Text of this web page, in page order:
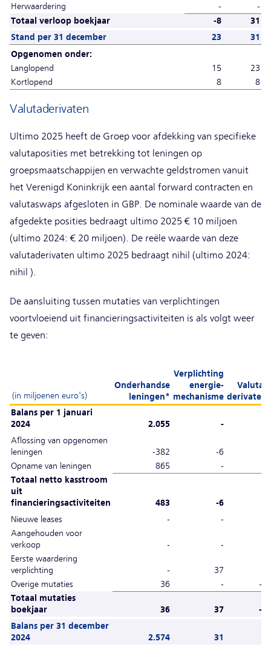
Herwaardering
-
-
Totaal verloop boekjaar
-8
31
Stand per 31 december
23
31
Opgenomen onder:
Langlopend
15
23
Kortlopend
8 8
Valutaderivaten
Ultimo 2025 heeft de Groep voor afdekking van specifieke
valutaposities met betrekking tot leningen op
groepsmaatschappijen en verwachte geldstromen vanuit
het Verenigd Koninkrijk een aantal forward contracten en
valutaswaps afgesloten in GBP. De nominale waarde van de
afgedekte posities bedraagt ultimo 2025 € 10 miljoen
(ultimo 2024: € 20 miljoen). De reële waarde van deze
valutaderivaten ultimo 2025 bedraagt nihil (ultimo 2024:
nihil ).
De aansluiting tussen mutaties van verplichtingen
voortvloeiend uit financieringsactiviteiten is als volgt weer
te geven:
(in miljoenen euro's)
Onderhandse
leningen*
Verplichting
energie-
mechanisme
Valuta-
derivaten
Balans per 1 januari
2024
2.055 -
Aflossing van opgenomen
leningen
-382 -6
Opname van leningen
865 -
Totaal netto kasstroom
uit
financieringsactiviteiten
483 -6
Nieuwe leases
- -
Aangehouden voor
verkoop
- -
Eerste waardering
verplichting
- 37
Overige mutaties
36 -
-4
Totaal mutaties
boekjaar
36 37
-4
Balans per 31 december
2024
2.574 31